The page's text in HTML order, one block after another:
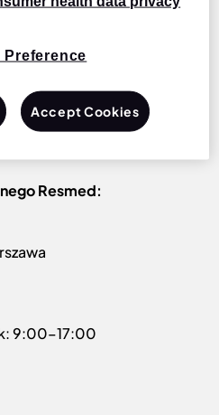
Jeśli masz dodatkowe
produktów Resmed do
i zwrotów, możesz
Resmed:
9:00–17:00
Preference
Accept Cookies